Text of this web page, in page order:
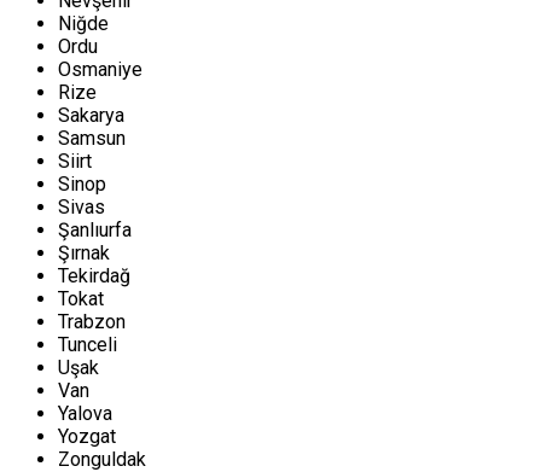
Niğde
Ordu
Osmaniye
Rize
Sakarya
Samsun
Siirt
Sinop
Sivas
Şanlıurfa
Şırnak
Tekirdağ
Tokat
Trabzon
Tunceli
Uşak
Van
Yalova
Yozgat
Zonguldak